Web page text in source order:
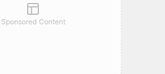
Sponsored Content